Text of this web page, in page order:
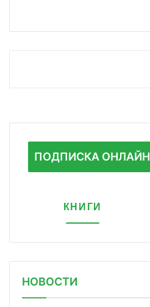
ПОДПИСКА ОНЛАЙН
КНИГИ
НОВОСТИ